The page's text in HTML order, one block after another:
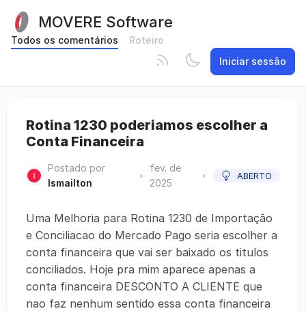
MOVERE Software
Todos os comentários
Roteiro
Iniciar sessão
Rotina 1230 poderiamos escolher a
Conta Financeira
Postado por
Ismailton
•
fev. de
2025
• ABERTO
Uma Melhoria para Rotina 1230 de Importação
e Conciliacao do Mercado Pago seria escolher a
conta financeira que vai ser baixado os titulos
conciliados. Hoje pra mim aparece apenas a
conta financeira DESCONTO A CLIENTE que
nao faz nenhum sentido essa conta financeira